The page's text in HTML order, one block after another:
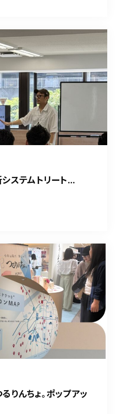
システムトリート...
んちょ。ポップアッ